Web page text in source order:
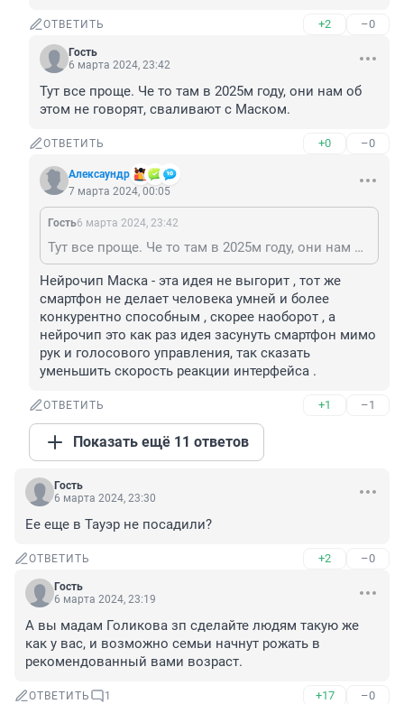
ОТВЕТИТЬ +2 –0
Гость
6 марта 2024, 23:42
Тут все проще. Че то там в 2025м году, они нам об
этом не говорят, сваливают с Маском.
ОТВЕТИТЬ +0 –0
Алексаyндр
7 марта 2024, 00:05
Гость6 марта 2024, 23:42
Тут все проще. Че то там в 2025м году, они нам об этом не говорят, сваливают с Маском.
Нейрочип Маска - эта идея не выгорит , тот же
смартфон не делает человека умней и более
конкурентно способным , скорее наоборот , а
нейрочип это как раз идея засунуть смартфон мимо
рук и голосового управления, так сказать
уменьшить скорость реакции интерфейса .
ОТВЕТИТЬ +1 –1
Показать ещё 11 ответов
Гость
6 марта 2024, 23:30
Ее еще в Тауэр не посадили?
ОТВЕТИТЬ +2 –0
Гость
6 марта 2024, 23:19
А вы мадам Голикова зп сделайте людям такую же
как у вас, и возможно семьи начнут рожать в
рекомендованный вами возраст.
ОТВЕТИТЬ 1 +17 –0